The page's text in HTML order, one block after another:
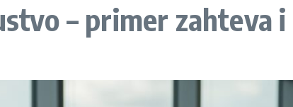
– primer zahteva